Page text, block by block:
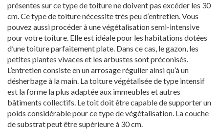
présentes sur ce type de toiture ne doivent pas excéder les 30
cm. Ce type de toiture nécessite très peu d’entretien. Vous
pouvez aussi procéder à une végétalisation semi-intensive
pour votre toiture. Elle est idéale pour les habitations dotées
d’une toiture parfaitement plate. Dans ce cas, le gazon, les
petites plantes vivaces et les arbustes sont préconisés.
L’entretien consiste en un arrosage régulier ainsi qu’à un
désherbage à la main. La toiture végétalisée de type intensif
est la forme la plus adaptée aux immeubles et autres
bâtiments collectifs. Le toit doit être capable de supporter un
poids considérable pour ce type de végétalisation. La couche
de substrat peut être supérieure à 30 cm.